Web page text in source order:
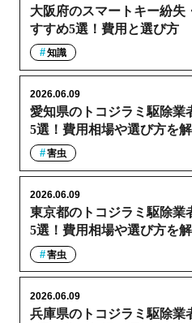
大阪府のスマートキー紛失
すすめ5選！費用と選び方
知識
愛知県のトコジラミ駆除業
5選！費用相場や選び方を
2026.06.09
害虫
東京都のトコジラミ駆除業
5選！費用相場や選び方を
2026.06.09
害虫
兵庫県のトコジラミ駆除業
2026.06.09